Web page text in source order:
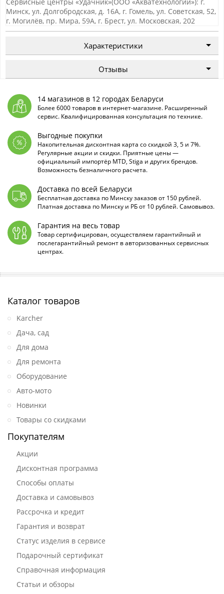
Сервисные центры «Удачник»(ООО «Акватехнологии»): г.
Минск, ул. Долгобродская, д. 16А, г. Гомель, ул. Советская, 52,
г. Могилёв, пр. Мира, 59А, г. Брест, ул. Московская, 202
Характеристики
Отзывы
14 магазинов в 12 городах Беларуси
Более 6000 товаров в интернет-магазине. Расширенный
сервис. Квалифицированная консультация по технике.
Выгодные покупки
Накопительная дисконтная карта со скидкой 3, 5 и 7%.
Регулярные акции и скидки. Приятные цены —
официальный импортёр MTD, Stiga и других брендов.
Возможность безналичного расчета.
Доставка по всей Беларуси
Бесплатная доставка по Минску заказов от 150 рублей.
Платная доставка по Минску и РБ от 10 рублей. Самовывоз.
Гарантия на весь товар
Товар сертифицирован, осуществляем гарантийный и
послегарантийный ремонт в авторизованных сервисных
центрах.
Каталог товаров
Karcher
Дача, сад
Для дома
Для ремонта
Оборудование
Авто-мото
Новинки
Товары со скидками
Покупателям
Акции
Дисконтная программа
Способы оплаты
Доставка и самовывоз
Рассрочка и кредит
Гарантия и возврат
Статус изделия в сервисе
Подарочный сертификат
Справочная информация
Статьи и обзоры